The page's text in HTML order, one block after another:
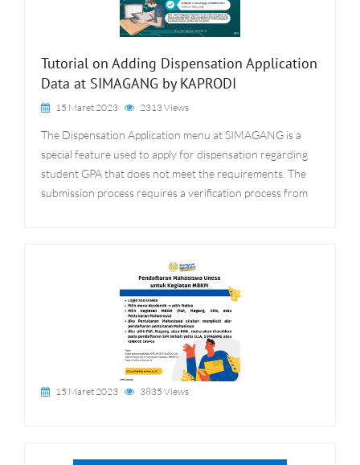
Tutorial on Adding Dispensation Application
Data at SIMAGANG by KAPRODI
15 Maret 2023 2313 Views
The Dispensation Application menu at SIMAGANG is a
special feature used to apply for dispensation regarding
student GPA that does not meet the requirements. The
submission process requires a verification process from
15 Maret 2023 3835 Views